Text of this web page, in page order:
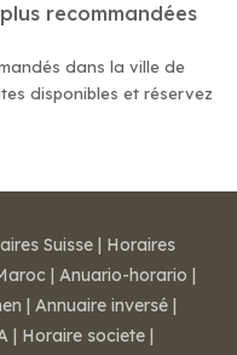
recommandées
dans la ville de
disponibles et réservez
Suisse | Horaires
| Anuario-horario |
| Annuaire inversé |
| Horaire societe |